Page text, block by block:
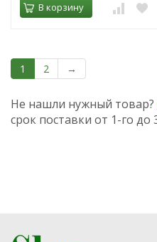
В корзину
1 2 →
Не нашли нужный товар?
срок поставки от 1-го до